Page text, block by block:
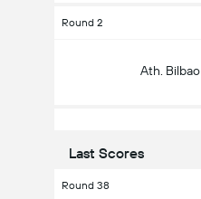
Round 2
Ath. Bilbao
Last Scores
Round 38